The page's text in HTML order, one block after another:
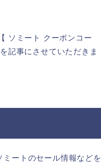
ソミート クーポンコー
記事にさせていただきま
ートのセール情報などを